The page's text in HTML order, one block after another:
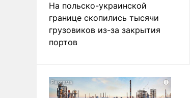
На польско-украинской
границе скопились тысячи
грузовиков из-за закрытия
портов